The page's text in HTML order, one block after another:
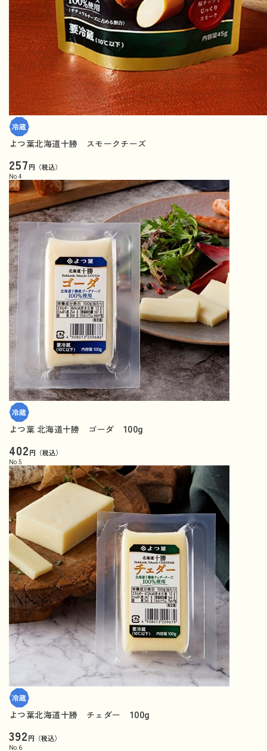
よつ葉北海道十勝 スモークチーズ
257円（税込）
No. 4
よつ葉 北海道十勝 ゴーダ 100g
402円（税込）
No. 5
よつ葉北海道十勝 チェダー 100g
392円（税込）
No. 6